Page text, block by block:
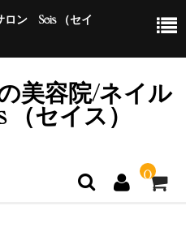
ロン Seis （セイ
美容院/ネイル
セイス）
0